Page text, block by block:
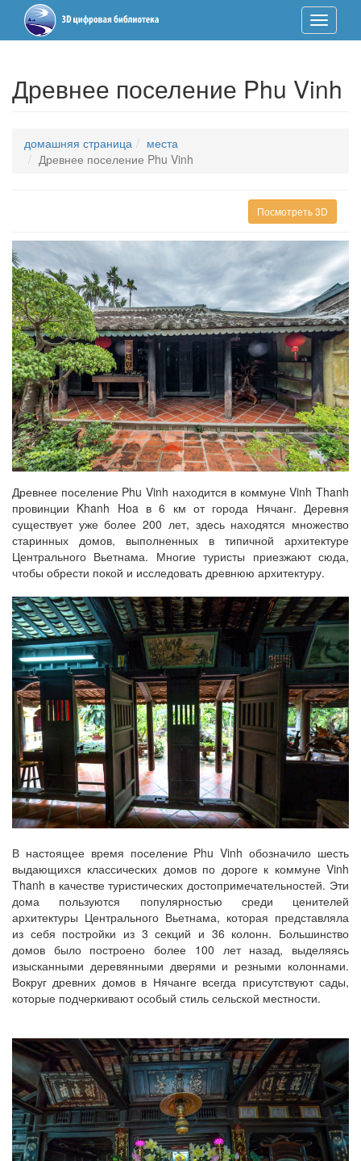
Toggle
Nav
Древнее поселение Phu Vinh
домашняя страница
места
Древнее поселение Phu Vinh
Посмотреть 3D
Древнее поселение Phu Vinh находится в коммуне Vinh Thanh
провинции Khanh Hoa в 6 км от города Нячанг. Деревня
существует уже более 200 лет, здесь находятся множество
старинных домов, выполненных в типичной архитектуре
Центрального Вьетнама. Многие туристы приезжают сюда,
чтобы обрести покой и исследовать древнюю архитектуру.
В настоящее время поселение Phu Vinh обозначило шесть
выдающихся классических домов по дороге к коммуне Vinh
Thanh в качестве туристических достопримечательностей. Эти
дома пользуются популярностью среди ценителей
архитектуры Центрального Вьетнама, которая представляла
из себя постройки из 3 секций и 36 колонн. Большинство
домов было построено более 100 лет назад, выделяясь
изысканными деревянными дверями и резными колоннами.
Вокруг древних домов в Нячанге всегда присутствуют сады,
которые подчеркивают особый стиль сельской местности.